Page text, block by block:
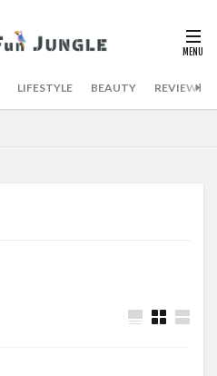
LIFESTYLE BEAUTY REVIEW